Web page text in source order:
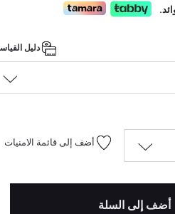
أضف إلى قائمة الامنيات
أضف إلى السلة